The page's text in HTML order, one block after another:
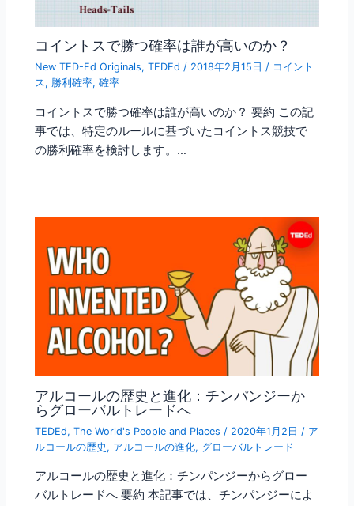
コイントスで勝つ確率は誰が高いのか？
New TED-Ed Originals,TEDEd / 2018年2月15日/ コイント
ス, 勝利確率,確率
コイントスで勝つ確率は誰が高いのか？ 要約 この記
事では、特定のルールに基づいたコイントス競技で
の勝利確率を検討します。…
アルコールの歴史と進化：チンパンジーか
らグローバルトレードへ
TEDEd,The World's People and Places / 2020年1月2日 / ア
ルコールの歴史 , アルコールの進化, グローバルトレード
アルコールの歴史と進化：チンパンジーからグロー
バルトレードへ 要約 本記事では、チンパンジーによ